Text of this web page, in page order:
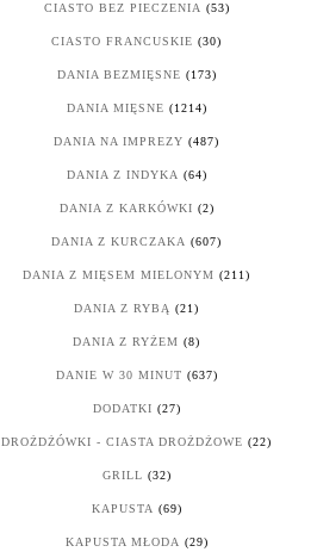
CIASTO BEZ PIECZENIA (53)
CIASTO FRANCUSKIE (30)
DANIA BEZMIĘSNE (173)
DANIA MIĘSNE (1214)
DANIA NA IMPREZY (487)
DANIA Z INDYKA (64)
DANIA Z KARKÓWKI (2)
DANIA Z KURCZAKA (607)
DANIA Z MIĘSEM MIELONYM (211)
DANIA Z RYBĄ (21)
DANIA Z RYŻEM (8)
DANIE W 30 MINUT (637)
DODATKI (27)
DROŻDŻÓWKI - CIASTA DROŻDŻOWE (22)
GRILL (32)
KAPUSTA (69)
KAPUSTA MŁODA (29)